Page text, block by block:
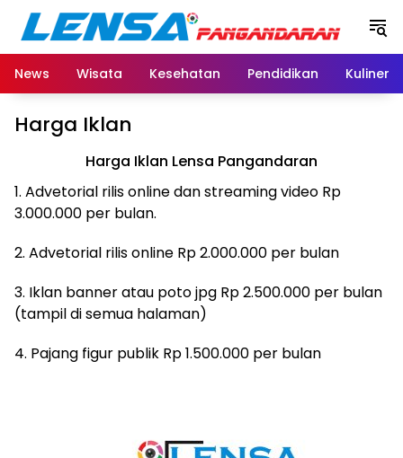
Langsung
konten
News
Wisata Kesehatan Pendidikan Kuliner
Harga Iklan
Harga Iklan Lensa Pangandaran
1. Advetorial rilis online dan streaming video Rp
3.000.000 per bulan.
2. Advetorial rilis online Rp 2.000.000 per bulan
3. Iklan banner atau poto jpg Rp 2.500.000 per bulan
(tampil di semua halaman)
4. Pajang figur publik Rp 1.500.000 per bulan